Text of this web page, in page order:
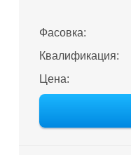
Фасовка:
Квалификация:
Цена: